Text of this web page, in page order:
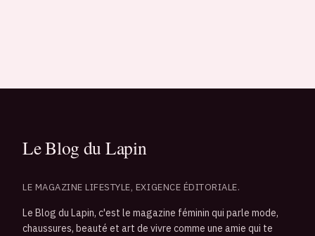
LE MAGAZINE LIFESTYLE, EXIGENCE ÉDITORIALE.
Le Blog du Lapin, c'est le magazine féminin qui parle mode,
chaussures, beauté et art de vivre comme une amie qui te